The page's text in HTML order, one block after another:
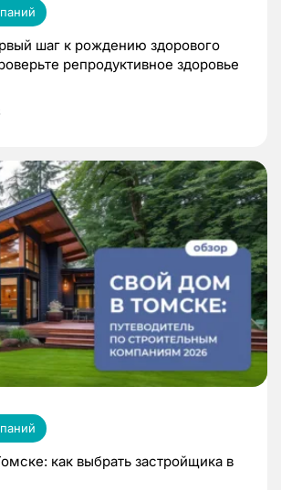
шаг к рождению здорового
репродуктивное здоровье
как выбрать застройщика в